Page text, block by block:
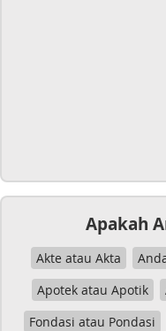
Apakah
Akte atau Akta
Apotek atau Apotik
Fondasi atau Pondasi